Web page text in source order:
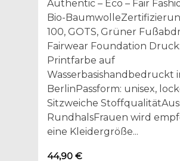
Authentic – Eco – Fair
Bio-
100, GOTS, Grüner
Fairwear Foundation Druck:
Printfarbe auf
Wasserbasishandbedruckt
BerlinPassform: unisex,
Sitzweiche
RundhalsFrauen wird
eine Kleidergröße...
44,90 €